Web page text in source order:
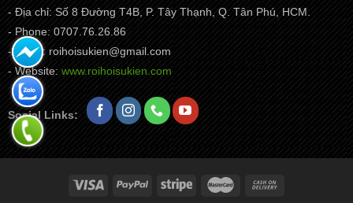
- Địa chỉ: Số 8 Đường T4B, P. Tây Thạnh, Q. Tân Phú, HCM.
- Phone: 0707.76.26.86
- Email: roihoisukien@gmail.com
- Website: www.roihoisukien.com
Social Links: